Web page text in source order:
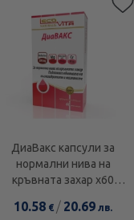
ДиаВакс капсули за
нормални нива на
кръвната захар х60
10.58 € / 20.69 лв.